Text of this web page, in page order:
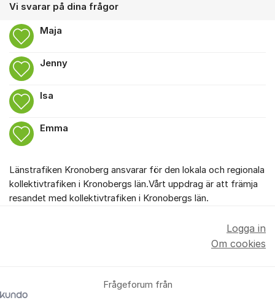
Vi svarar på dina frågor
Maja
Jenny
Isa
Emma
Länstrafiken Kronoberg ansvarar för den lokala och regionala
kollektivtrafiken i Kronobergs län.Vårt uppdrag är att främja
resandet med kollektivtrafiken i Kronobergs län.
Frågeforum från
Logga in
Om cookies